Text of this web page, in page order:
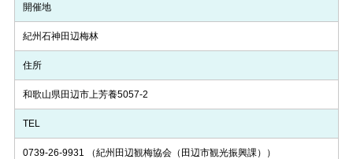
開催地
紀州石神田辺梅林
住所
和歌山県田辺市上芳養5057-2
TEL
0739-26-9931 （紀州田辺観梅協会（田辺市観光振興課））